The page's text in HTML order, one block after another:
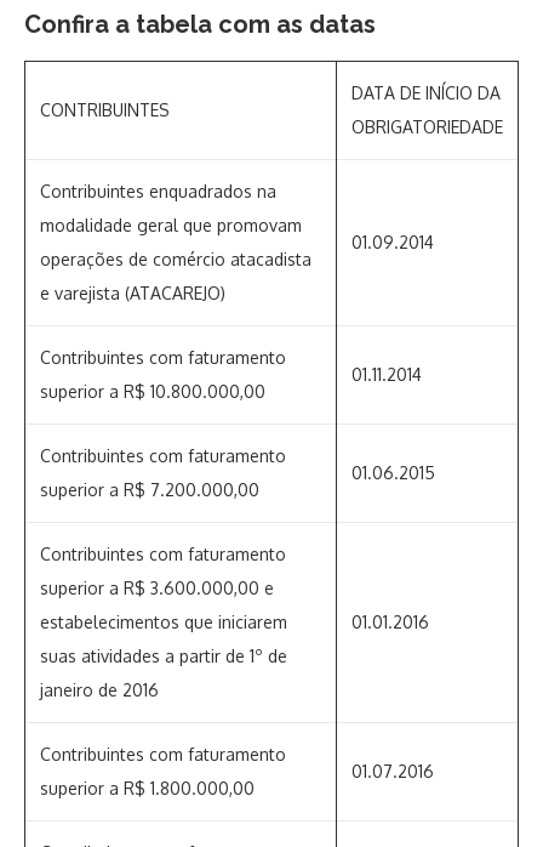
Confira a tabela com as datas
CONTRIBUINTES
DATA DE INÍCIO DA
OBRIGATORIEDADE
Contribuintes enquadrados na
modalidade geral que promovam
operações de comércio atacadista
e varejista (ATACAREJO)
01.09.2014
Contribuintes com faturamento
superior a R$ 10.800.000,00
01.11.2014
Contribuintes com faturamento
superior a R$ 7.200.000,00
01.06.2015
Contribuintes com faturamento
superior a R$ 3.600.000,00 e
estabelecimentos que iniciarem
suas atividades a partir de 1º de
janeiro de 2016
01.01.2016
Contribuintes com faturamento
superior a R$ 1.800.000,00
01.07.2016